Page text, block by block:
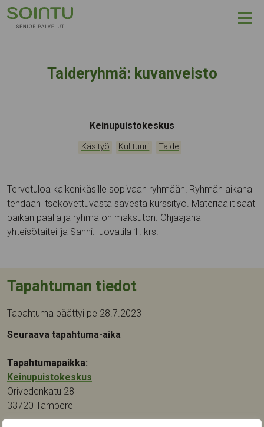
Hyppää sisältöön
Taideryhmä: kuvanveisto
Tapahtumapaikka:
Keinupuistokeskus
Kategoriat:
Käsityö Kulttuuri Taide
Tervetuloa kaikenikäsille sopivaan ryhmään! Ryhmän aikana
tehdään itsekovettuvasta savesta kurssityö. Materiaalit saat
paikan päällä ja ryhmä on maksuton. Ohjaajana
yhteisötaiteilija Sanni. luovatila 1. krs.
Tapahtuman tiedot
Tapahtuma päättyi pe 28.7.2023
Seuraava tapahtuma-aika
Tapahtumapaikka:
Keinupuistokeskus
Orivedenkatu 28
33720 Tampere